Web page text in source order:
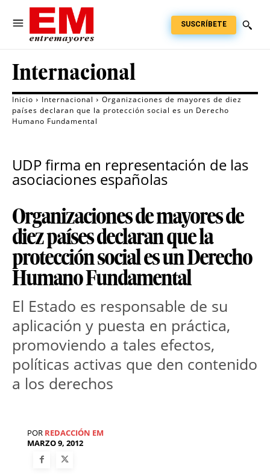
SUSCRÍBETE
Internacional
Inicio Internacional
Organizaciones de mayores de diez
países declaran que la protección social es un Derecho
Humano Fundamental
UDP firma en representación de las
asociaciones españolas
Organizaciones de mayores de
diez países declaran que la
protección social es un Derecho
Humano Fundamental
El Estado es responsable de su
aplicación y puesta en práctica,
promoviendo a tales efectos,
políticas activas que den contenido
a los derechos
POR REDACCIÓN EM
MARZO 9, 2012